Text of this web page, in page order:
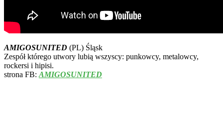
AMIGOSUNITED (PL) Śląsk
Zespół którego utwory lubią wszyscy: punkowcy, metalowcy,
rockersi i hipisi.
strona FB: AMIGOSUNITED